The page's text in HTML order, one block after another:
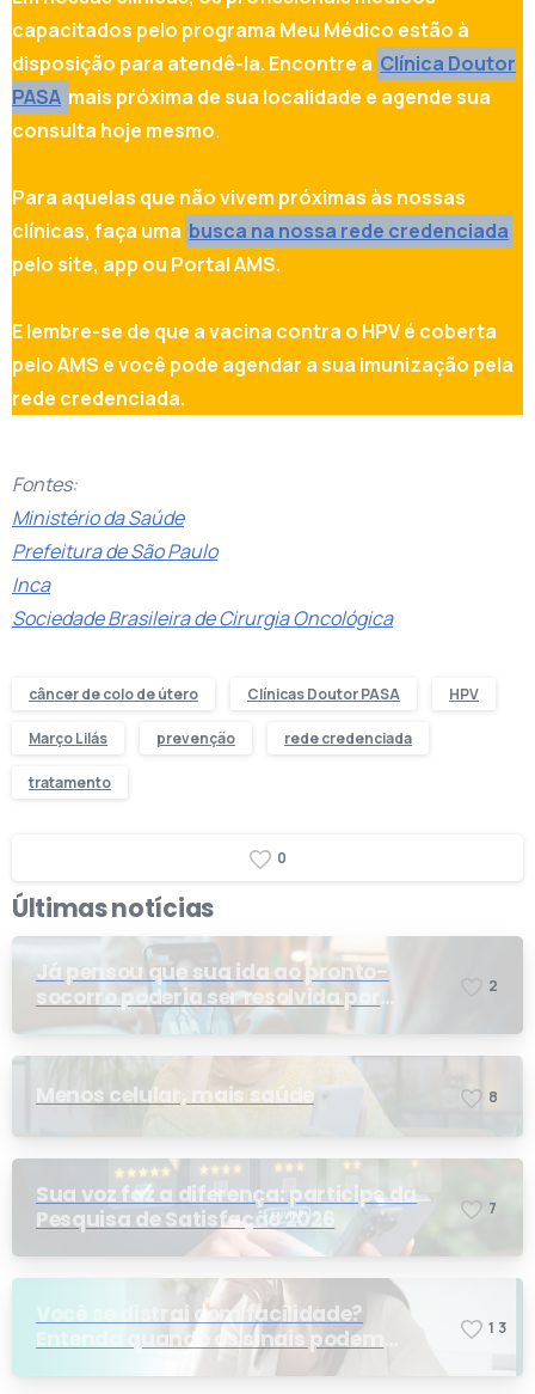
capacitados pelo programa Meu Médico estão à
disposição para atendê-la. Encontre a Clínica Doutor
PASA mais próxima de sua localidade e agende sua
consulta hoje mesmo.
Para aquelas que não vivem próximas às nossas
clínicas, faça uma busca na nossa rede credenciada
pelo site, app ou Portal AMS.
E lembre-se de que a vacina contra o HPV é coberta
pelo AMS e você pode agendar a sua imunização pela
rede credenciada.
Fontes:
Ministério da Saúde
Prefeitura de São Paulo
Inca
Sociedade Brasileira de Cirurgia Oncológica
câncer de colo de útero Clínicas Doutor PASA HPV
Março Lilás prevenção rede credenciada
tratamento
0
Últimas notícias
Já pensou que sua ida ao pronto-
socorro poderia ser resolvida por
telemedicina?
2
Menos celular, mais saúde 8
Sua voz faz a diferença: participe da
Pesquisa de Satisfação 2026
7
Você se distrai com facilidade?
Entenda quando os sinais podem
1 3